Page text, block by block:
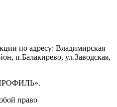
по адресу: Владимирская
п.Балакирево, ул.Заводская,
право